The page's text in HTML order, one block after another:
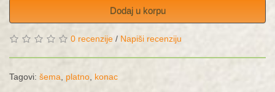
Dodaj u korpu
0 recenzije / Napiši recenziju
Tagovi: šema platno konac